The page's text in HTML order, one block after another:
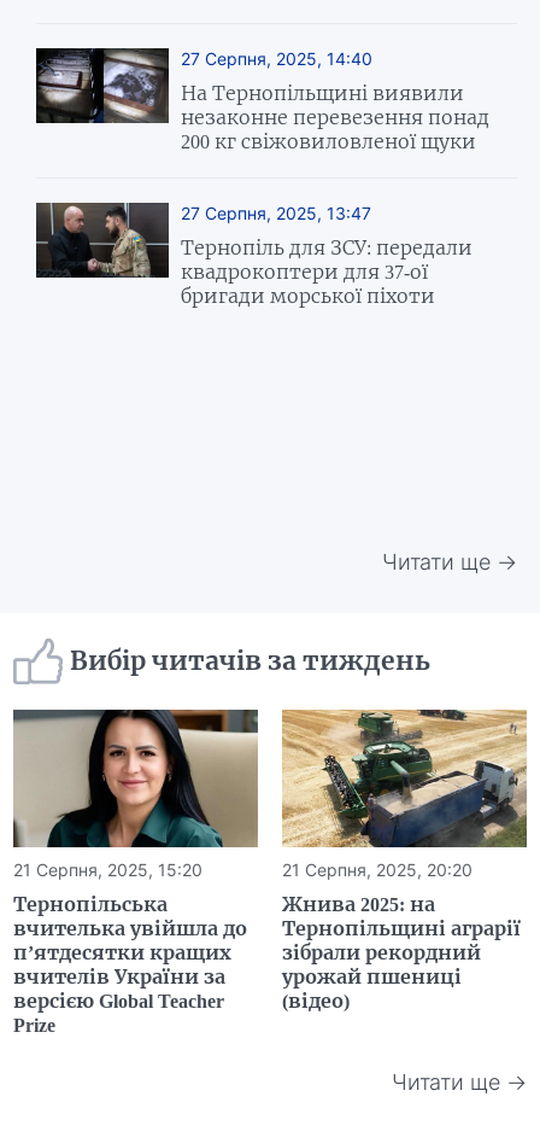
27 Серпня, 2025, 14:40
На Тернопільщині виявили
незаконне перевезення понад
200 кг свіжовиловленої щуки
27 Серпня, 2025, 13:47
Тернопіль для ЗСУ: передали
квадрокоптери для 37-ої
бригади морської піхоти
Читати ще →
Вибір читачів за тиждень
21 Серпня, 2025, 15:20
Тернопільська
вчителька увійшла до
п’ятдесятки кращих
вчителів України за
версією Global Teacher
Prize
21 Серпня, 2025, 20:20
Жнива 2025: на
Тернопільщині аграрії
зібрали рекордний
урожай пшениці
(відео)
Читати ще →